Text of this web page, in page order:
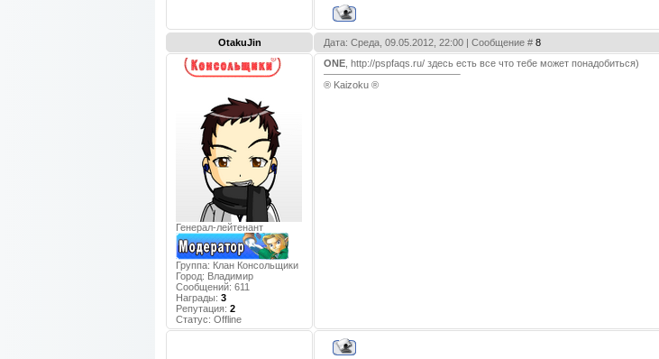
OtakuJin Дата: Среда, 09.05.2012, 22:00 | Сообщение # 8
Генерал-лейтенант
Группа: Клан Консольщики
Город: Владимир
Сообщений: 611
Награды: 3
Репутация: 2
Статус: Offline
ONE , http://pspfaqs.ru/ здесь есть все что тебе может понадобиться)
® Kaizoku ®